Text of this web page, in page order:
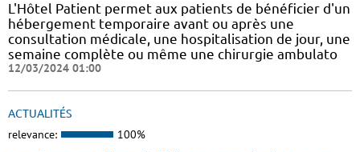
L'Hôtel Patient permet aux patients de bénéficier d'un
hébergement temporaire avant ou après une
consultation médicale, une hospitalisation de jour, une
semaine complète ou même une chirurgie ambulato
12/03/2024 01:00
ACTUALITÉS
relevance: 100%